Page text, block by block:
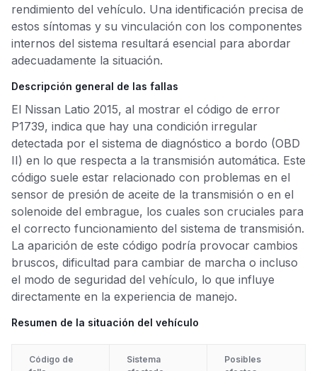
rendimiento del vehículo. Una identificación precisa de
estos síntomas y su vinculación con los componentes
internos del sistema resultará esencial para abordar
adecuadamente la situación.
Descripción general de las fallas
El Nissan Latio 2015, al mostrar el código de error
P1739, indica que hay una condición irregular
detectada por el sistema de diagnóstico a bordo (OBD
II) en lo que respecta a la transmisión automática. Este
código suele estar relacionado con problemas en el
sensor de presión de aceite de la transmisión o en el
solenoide del embrague, los cuales son cruciales para
el correcto funcionamiento del sistema de transmisión.
La aparición de este código podría provocar cambios
bruscos, dificultad para cambiar de marcha o incluso
el modo de seguridad del vehículo, lo que influye
directamente en la experiencia de manejo.
Resumen de la situación del vehículo
Código de
Sistema
Posibles